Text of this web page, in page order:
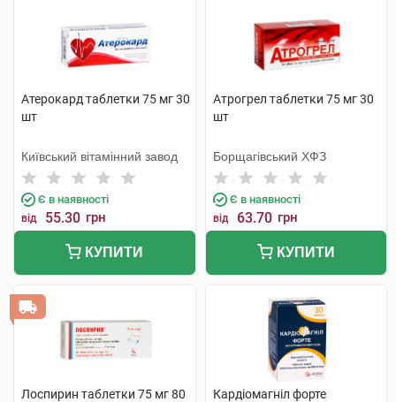
Атерокард таблетки 75 мг 30
шт
Київський вітамінний завод
Є в наявності
від 55.30 грн
КУПИТИ
Атрогрел таблетки 75 мг 30
шт
Борщагівський ХФЗ
Є в наявності
від 63.70 грн
КУПИТИ
Лоспирин таблетки 75 мг 80
Кардіомагніл форте